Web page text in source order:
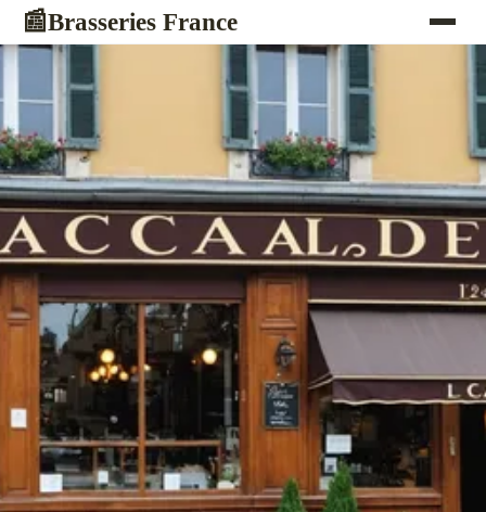
📰Brasseries France